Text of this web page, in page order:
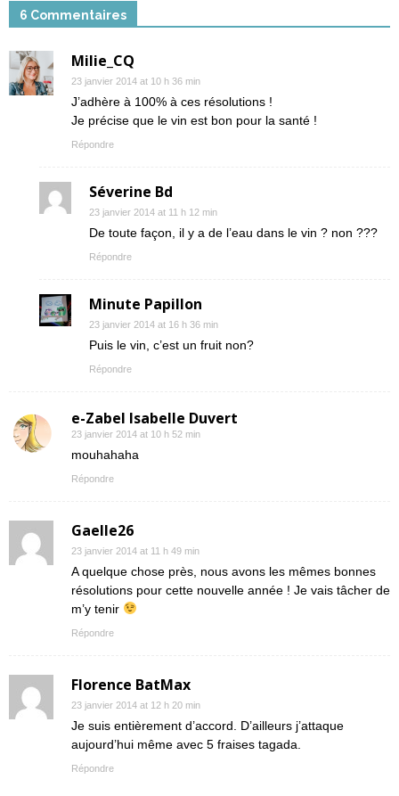
6 Commentaires
Milie_CQ
23 janvier 2014 at 10 h 36 min
J’adhère à 100% à ces résolutions !
Je précise que le vin est bon pour la santé !
Répondre
Séverine Bd
23 janvier 2014 at 11 h 12 min
De toute façon, il y a de l’eau dans le vin ? non ???
Répondre
Minute Papillon
23 janvier 2014 at 16 h 36 min
Puis le vin, c’est un fruit non?
Répondre
e-Zabel Isabelle Duvert
23 janvier 2014 at 10 h 52 min
mouhahaha
Répondre
Gaelle26
23 janvier 2014 at 11 h 49 min
A quelque chose près, nous avons les mêmes bonnes
résolutions pour cette nouvelle année ! Je vais tâcher de
m’y tenir
Répondre
Florence BatMax
23 janvier 2014 at 12 h 20 min
Je suis entièrement d’accord. D’ailleurs j’attaque
aujourd’hui même avec 5 fraises tagada.
Répondre